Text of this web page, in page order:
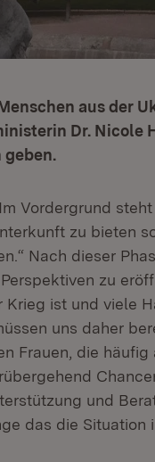
aus der
Dr. Nicole
geben.
Vordergrund
zu bieten
Nach dieser
zu
Krieg ist und viele
uns daher
Frauen, die
und
das die